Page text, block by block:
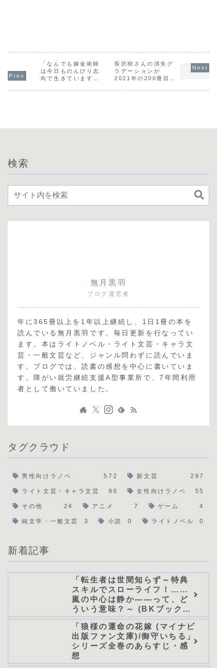
「なんでも錬金術師
は今日ものんびり志
向で生きています～
ルス） (グラスト
長沢樹さんの消失グ
ラデーションが
2021年の200冊目に
検索
無月黒羽
ブログ運営者
年に365冊以上を1年以上継続し、1日1冊の本を
読んでいる無月黒羽です。毎日更新を行なってい
ます。本はライトノベル・ライト文芸・キャラ文
芸・一般文芸など、ジャンル問わずに読んでいま
す。ブログでは、読書の感想を中心に書いていま
す。障がい就労継続支援A型事業所で、7年間利用
者として働いていました。
タグクラウド
男性向けラノベ 572 新文芸 297
ライト文芸・キャラ文芸 96 女性向けラノベ 55
その他 24 アニメ 7 ゲーム 4
純文学・一般文芸 3 小説 0 ライトノベル 0
新着記事
「転生者は世間知らず～特典
スキルでスローライフ！……
嵐の中心は静か――って、ど
ういう意味？～ (BKブック
ス)/唖鳴蝉」シリーズ全巻のあ
らすじ・感想
「狼様の運命の花嫁 (マイナビ
出版ファン文庫)/御守いちる」
シリーズ全巻のあらすじ・感
想